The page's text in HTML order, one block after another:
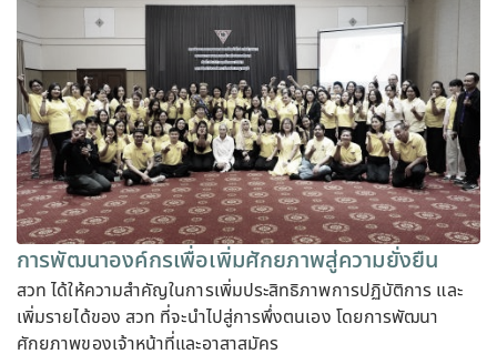
การพัฒนาองค์กรเพื่อเพิ่มศักยภาพสู่ความยั่งยืน
สวท ได้ให้ความสำคัญในการเพิ่มประสิทธิภาพการปฏิบัติการ และ
เพิ่มรายได้ของ สวท ที่จะนำไปสู่การพึ่งตนเอง โดยการพัฒนา
ศักยภาพของเจ้าหน้าที่และอาสาสมัคร